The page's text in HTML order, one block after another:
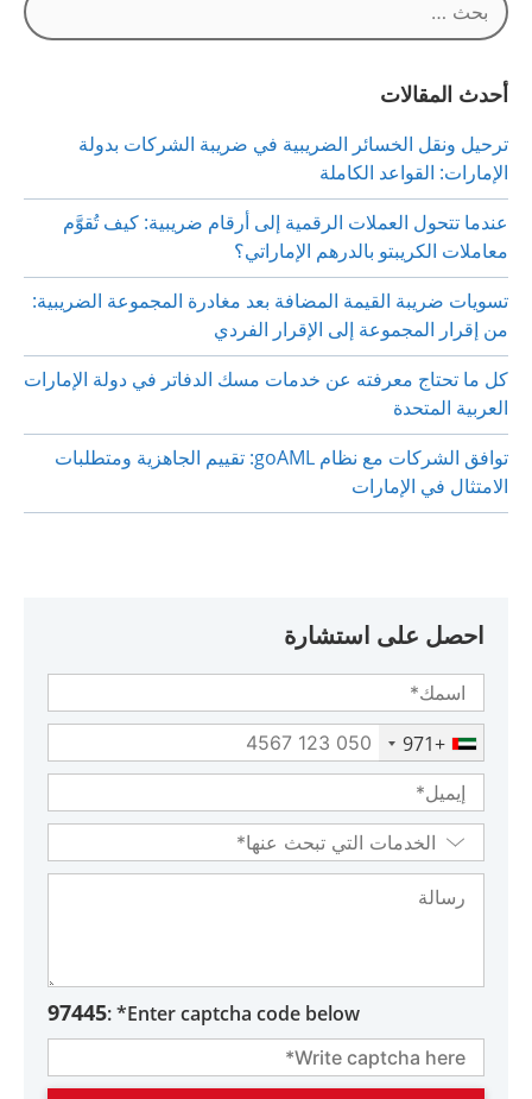
عن:
أحدث المقالات
ترحيل ونقل الخسائر الضريبية في ضريبة الشركات بدولة
الإمارات: القواعد الكاملة
عندما تتحول العملات الرقمية إلى أرقام ضريبية: كيف تُقوَّم
معاملات الكريبتو بالدرهم الإماراتي؟
تسويات ضريبة القيمة المضافة بعد مغادرة المجموعة الضريبية:
من إقرار المجموعة إلى الإقرار الفردي
كل ما تحتاج معرفته عن خدمات مسك الدفاتر في دولة الإمارات
العربية المتحدة
توافق الشركات مع نظام goAML: تقييم الجاهزية ومتطلبات
احصل على استشارة
+971
Enter captcha code below* :
97445